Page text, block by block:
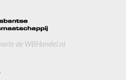
de WBHandel.nl